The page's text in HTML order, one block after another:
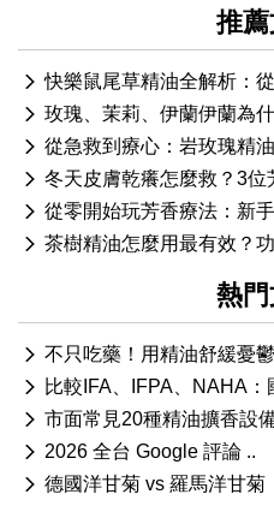
推
快樂鼠尾草精油全解析：
玫瑰、茉莉、伊蘭伊蘭為
從急救到療心：岩玫瑰精
冬天皮膚乾癢怎麼救？3位
從零開始玩芳香療法：新
茶樹精油怎麼用最有效？
熱
不只吃藥！用精油舒緩憂
比較IFA、IFPA、NAHA：
市面常見20種精油擴香設
2026 全台 Google 評論 ..
德國洋甘菊 vs 羅馬洋甘菊